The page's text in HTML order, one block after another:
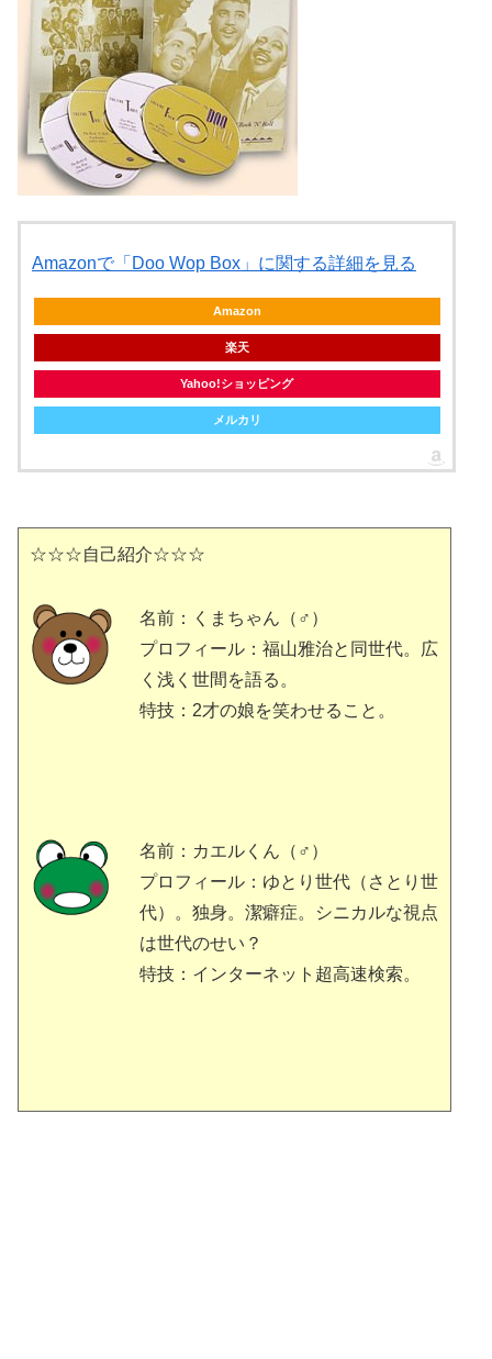
Amazonで「Doo Wop Box」に関する詳細を見る
Amazon
楽天
Yahoo!ショッピング
メルカリ
☆☆☆自己紹介☆☆☆
名前：くまちゃん（♂）
プロフィール：福山雅治と同世代。広
く浅く世間を語る。
特技：2才の娘を笑わせること。
名前：カエルくん（♂）
プロフィール：ゆとり世代（さとり世
代）。独身。潔癖症。シニカルな視点
は世代のせい？
特技：インターネット超高速検索。